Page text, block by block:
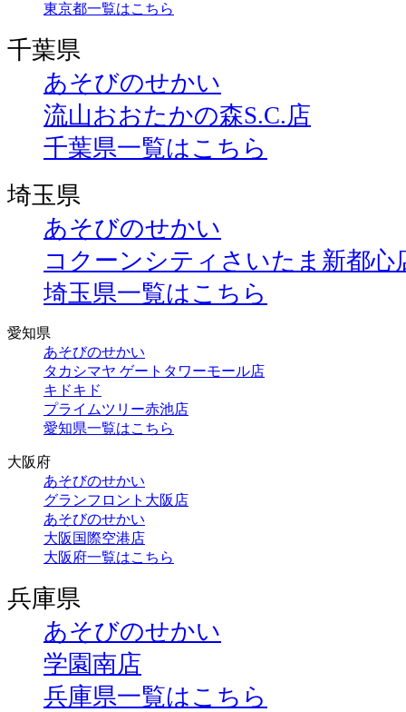
東京都一覧はこちら
千葉県
あそびのせかい
流山おおたかの森S.C.店
千葉県一覧はこちら
埼玉県
あそびのせかい
コクーンシティさいたま新都心
埼玉県一覧はこちら
愛知県
あそびのせかい
タカシマヤ ゲートタワーモール店
キドキド
プライムツリー赤池店
愛知県一覧はこちら
大阪府
あそびのせかい
グランフロント大阪店
あそびのせかい
大阪国際空港店
大阪府一覧はこちら
兵庫県
あそびのせかい
学園南店
兵庫県一覧はこちら